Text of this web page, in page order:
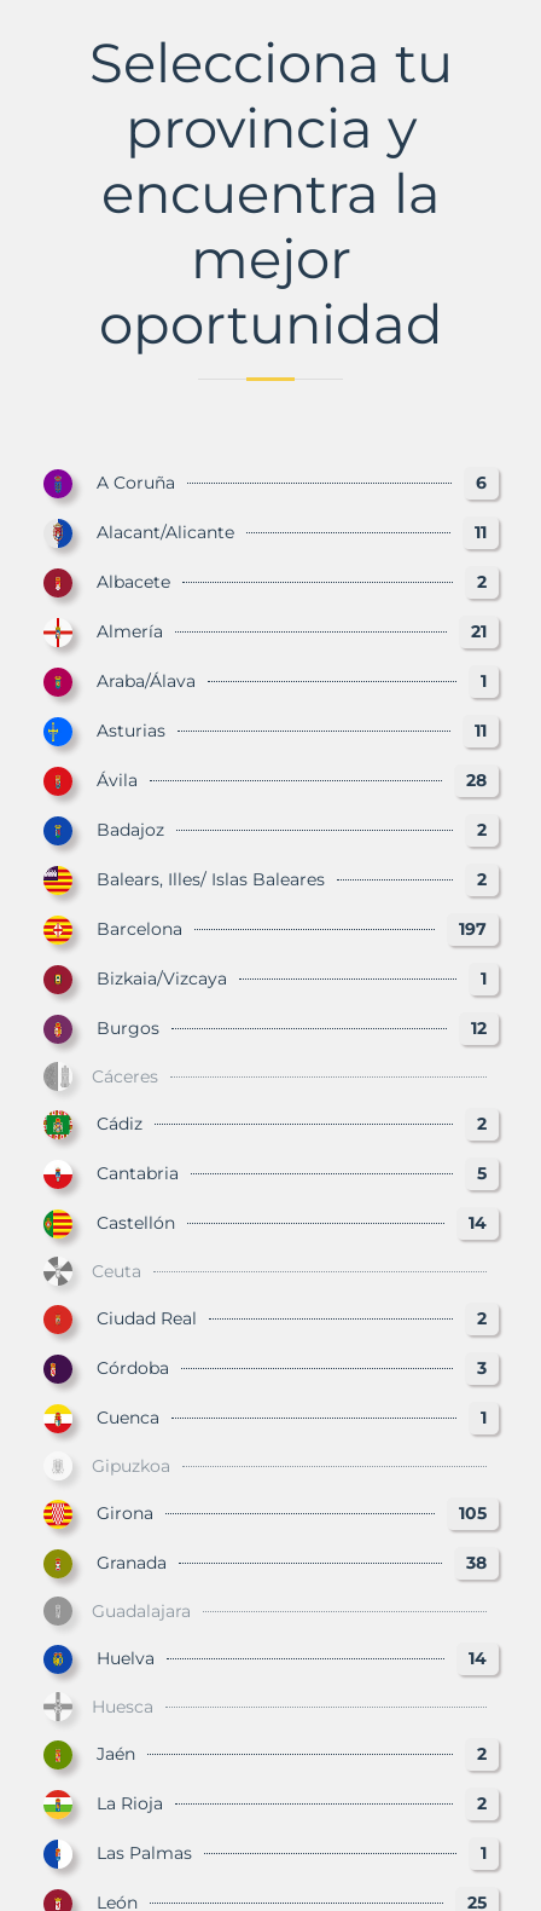
Selecciona tu
provincia y
encuentra la
mejor
oportunidad
A Coruña 6
Alacant/Alicante 11
Albacete 2
Almería 21
Araba/Álava 1
Asturias 11
Ávila 28
Badajoz 2
Balears, Illes/ Islas Baleares 2
Barcelona 197
Bizkaia/Vizcaya 1
Burgos 12
Cáceres
Cádiz 2
Cantabria 5
Castellón 14
Ceuta
Ciudad Real 2
Córdoba 3
Cuenca 1
Gipuzkoa
Girona 105
Granada 38
Guadalajara
Huelva 14
Huesca
Jaén 2
La Rioja 2
Las Palmas 1
León 25